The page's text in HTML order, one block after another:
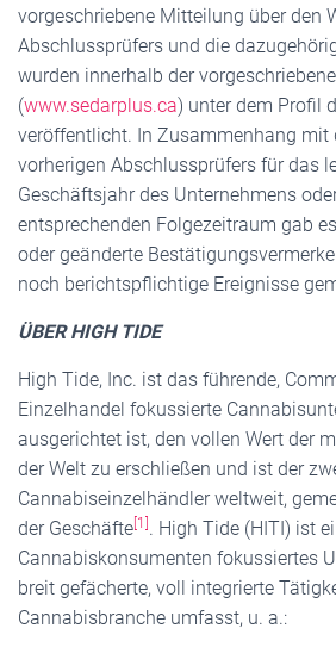
vorgeschriebene Mitteilung über den
Abschlussprüfers und die
wurden innerhalb der
(www.sedarplus.ca) unter dem Profil
veröffentlicht. In Zusammenhang mit
vorherigen Abschlussprüfers für das
Geschäftsjahr des Unternehmens
entsprechenden Folgezeitraum gab
oder geänderte
noch berichtspflichtige Ereignisse
ÜBER HIGH TIDE
High Tide, Inc. ist das führende,
Einzelhandel fokussierte
ausgerichtet ist, den vollen Wert der
der Welt zu erschließen und ist der
Cannabiseinzelhändler weltweit,
der Geschäfte [1] . High Tide (HITI) ist
Cannabiskonsumenten fokussiertes
breit gefächerte, voll integrierte
Cannabisbranche umfasst, u. a.: